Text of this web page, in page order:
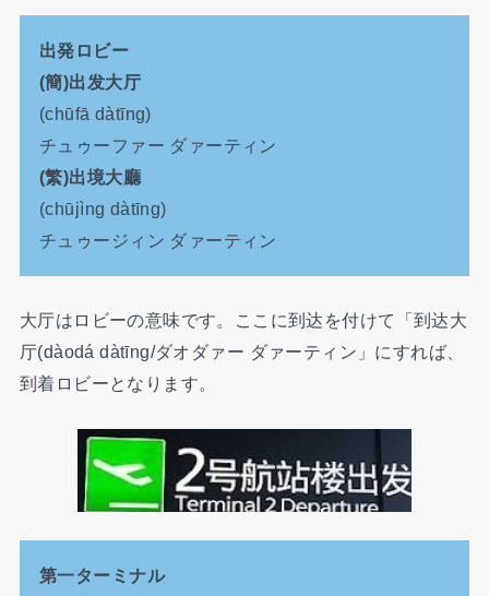
出発ロビー
(簡)出发大厅
(chūfā dàtīng)
チュゥーファー ダァーティン
(繁)出境大廳
(chūjìng dàtīng)
チュゥージィン ダァーティン
大厅はロビーの意味です。ここに到达を付けて「到达大
厅(dàodá dàtīng/ダオダァー ダァーティン」にすれば、
到着ロビーとなります。
第一ターミナル